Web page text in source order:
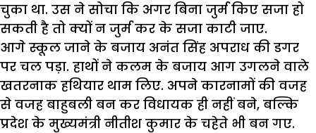
चुका था. उस ने सोचा कि अगर बिना जुर्म किए सजा हो
सकती है तो क्यों न जुर्म कर के सजा काटी जाए.
आगे स्कूल जाने के बजाय अनंत सिंह अपराध की डगर
पर चल पड़ा. हाथों ने कलम के बजाय आग उगलने वाले
खतरनाक हथियार थाम लिए. अपने कारनामों की वजह
से वजह बाहुबली बन कर विधायक ही नहीं बने, बल्कि
प्रदेश के मुख्यमंत्री नीतीश कुमार के चहेते भी बन गए.